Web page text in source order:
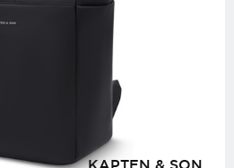
KAPTEN & SON